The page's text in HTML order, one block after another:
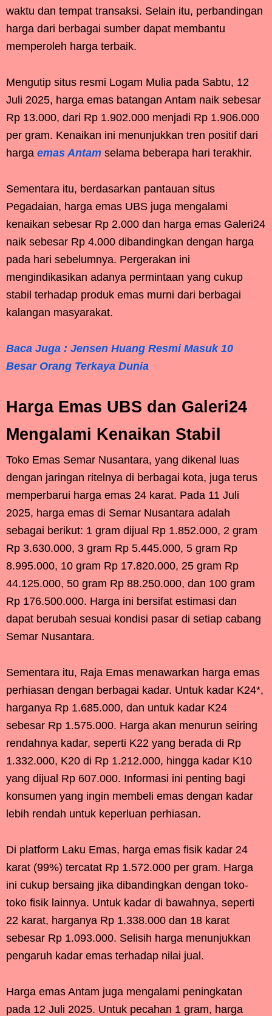
waktu dan tempat transaksi. Selain itu, perbandingan
harga dari berbagai sumber dapat membantu
memperoleh harga terbaik.
Mengutip situs resmi Logam Mulia pada Sabtu, 12
Juli 2025, harga emas batangan Antam naik sebesar
Rp 13.000, dari Rp 1.902.000 menjadi Rp 1.906.000
per gram. Kenaikan ini menunjukkan tren positif dari
harga emas Antam selama beberapa hari terakhir.
Sementara itu, berdasarkan pantauan situs
Pegadaian, harga emas UBS juga mengalami
kenaikan sebesar Rp 2.000 dan harga emas Galeri24
naik sebesar Rp 4.000 dibandingkan dengan harga
pada hari sebelumnya. Pergerakan ini
mengindikasikan adanya permintaan yang cukup
stabil terhadap produk emas murni dari berbagai
kalangan masyarakat.
Baca Juga : Jensen Huang Resmi Masuk 10
Besar Orang Terkaya Dunia
Harga Emas UBS dan Galeri24
Mengalami Kenaikan Stabil
Toko Emas Semar Nusantara, yang dikenal luas
dengan jaringan ritelnya di berbagai kota, juga terus
memperbarui harga emas 24 karat. Pada 11 Juli
2025, harga emas di Semar Nusantara adalah
sebagai berikut: 1 gram dijual Rp 1.852.000, 2 gram
Rp 3.630.000, 3 gram Rp 5.445.000, 5 gram Rp
8.995.000, 10 gram Rp 17.820.000, 25 gram Rp
44.125.000, 50 gram Rp 88.250.000, dan 100 gram
Rp 176.500.000. Harga ini bersifat estimasi dan
dapat berubah sesuai kondisi pasar di setiap cabang
Semar Nusantara.
Sementara itu, Raja Emas menawarkan harga emas
perhiasan dengan berbagai kadar. Untuk kadar K24*,
harganya Rp 1.685.000, dan untuk kadar K24
sebesar Rp 1.575.000. Harga akan menurun seiring
rendahnya kadar, seperti K22 yang berada di Rp
1.332.000, K20 di Rp 1.212.000, hingga kadar K10
yang dijual Rp 607.000. Informasi ini penting bagi
konsumen yang ingin membeli emas dengan kadar
lebih rendah untuk keperluan perhiasan.
Di platform Laku Emas, harga emas fisik kadar 24
karat (99%) tercatat Rp 1.572.000 per gram. Harga
ini cukup bersaing jika dibandingkan dengan toko-
toko fisik lainnya. Untuk kadar di bawahnya, seperti
22 karat, harganya Rp 1.338.000 dan 18 karat
sebesar Rp 1.093.000. Selisih harga menunjukkan
pengaruh kadar emas terhadap nilai jual.
Harga emas Antam juga mengalami peningkatan
pada 12 Juli 2025. Untuk pecahan 1 gram, harga